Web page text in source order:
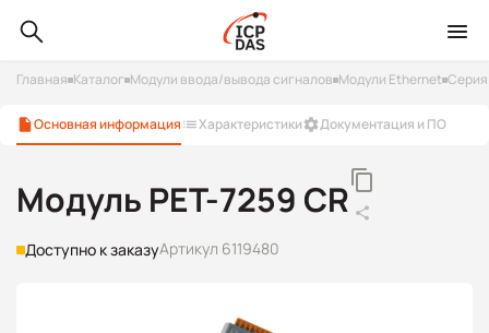
Главная Каталог Модули ввода/вывода сигналов Модули Ethernet Серия
Основная информация Характеристики Документация и ПО
Модуль PET-7259 CR
Доступно к заказуАртикул 6119480